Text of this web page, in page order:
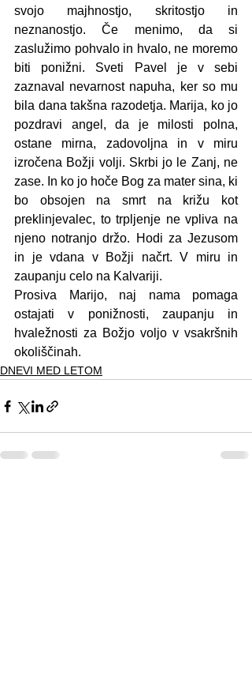
svojo majhnostjo, skritostjo in
neznanostjo. Če menimo, da si
zaslužimo pohvalo in hvalo, ne moremo
biti ponižni. Sveti Pavel je v sebi
zaznaval nevarnost napuha, ker so mu
bila dana takšna razodetja. Marija, ko jo
pozdravi angel, da je milosti polna,
ostane mirna, zadovoljna in v miru
izročena Božji volji. Skrbi jo le Zanj, ne
zase. In ko jo hoče Bog za mater sina, ki
bo obsojen na smrt na križu kot
preklinjevalec, to trpljenje ne vpliva na
njeno notranjo držo. Hodi za Jezusom
in je vdana v Božji načrt. V miru in
zaupanju celo na Kalvariji.
Prosiva Marijo, naj nama pomaga
ostajati v ponižnosti, zaupanju in
hvaležnosti za Božjo voljo v vsakršnih
okoliščinah.
DNEVI MED LETOM